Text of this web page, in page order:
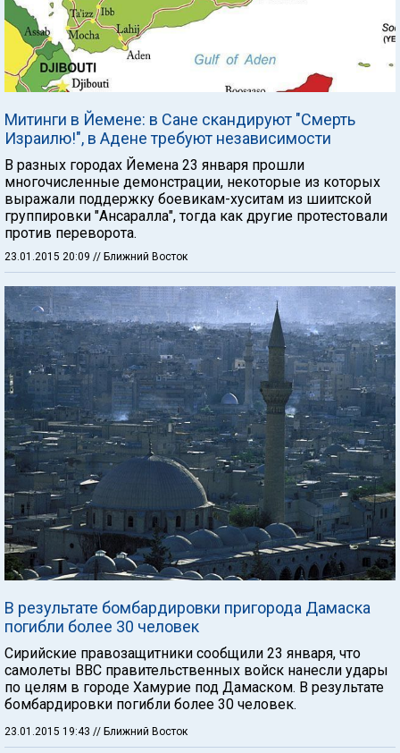
Митинги в Йемене: в Сане скандируют "Смерть
Израилю!", в Адене требуют независимости
В разных городах Йемена 23 января прошли
многочисленные демонстрации, некоторые из которых
выражали поддержку боевикам-хуситам из шиитской
группировки "Ансаралла", тогда как другие протестовали
против переворота.
23.01.2015 20:09 // Ближний Восток
В результате бомбардировки пригорода Дамаска
погибли более 30 человек
Сирийские правозащитники сообщили 23 января, что
самолеты ВВС правительственных войск нанесли удары
по целям в городе Хамурие под Дамаском. В результате
бомбардировки погибли более 30 человек.
23.01.2015 19:43 // Ближний Восток